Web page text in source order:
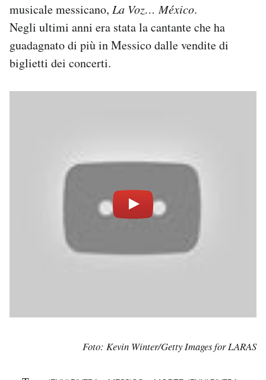
musicale messicano, La Voz… México.
Negli ultimi anni era stata la cantante che ha
guadagnato di più in Messico dalle vendite di
biglietti dei concerti.
Foto: Kevin Winter/Getty Images for LARAS